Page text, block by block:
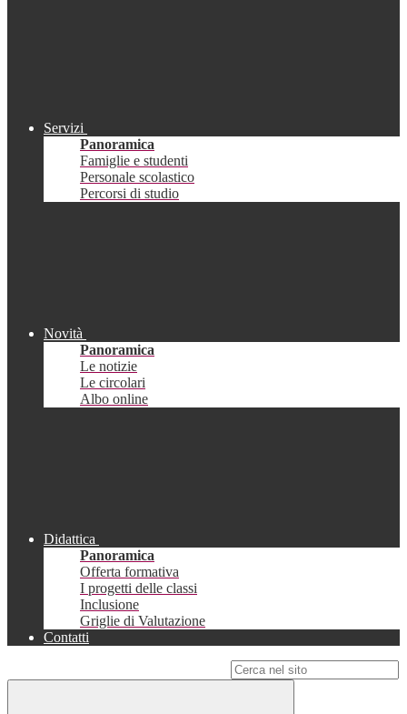
Servizi
Panoramica
Famiglie e studenti
Personale scolastico
Percorsi di studio
Novità
Panoramica
Le notizie
Le circolari
Albo online
Didattica
Panoramica
Offerta formativa
I progetti delle classi
Inclusione
Griglie di Valutazione
Contatti